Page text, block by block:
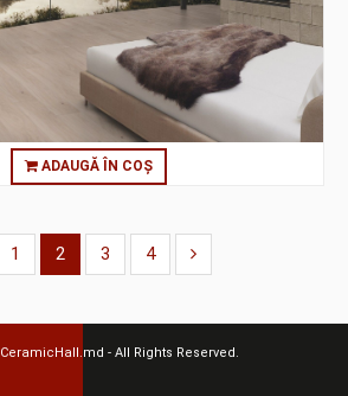
ADAUGĂ ÎN COȘ
1 2 3 4
CeramicHall.md - All Rights Reserved.